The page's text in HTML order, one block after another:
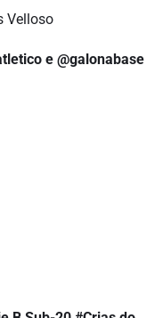
Velloso
e @galonabase